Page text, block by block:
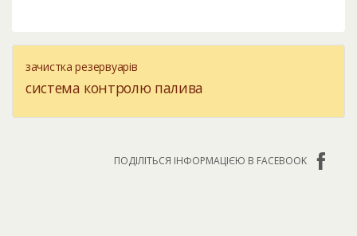
зачистка резервуарів
система контролю палива
ПОДІЛІТЬСЯ ІНФОРМАЦІЄЮ В FACEBOOK